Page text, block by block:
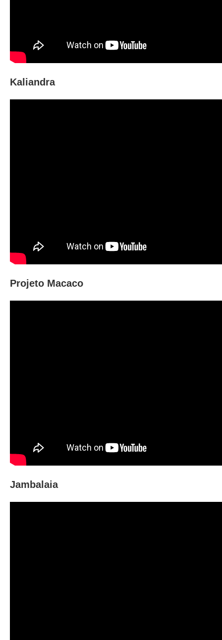
Kaliandra
Projeto Macaco
Jambalaia